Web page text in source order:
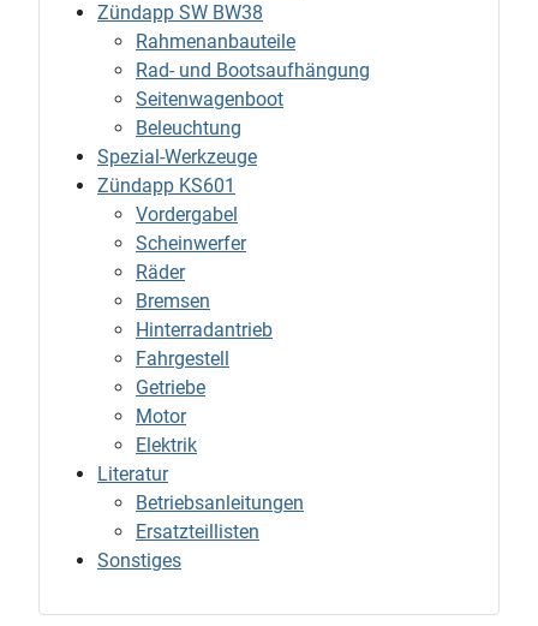
Zündapp SW BW38
Rahmenanbauteile
Rad- und Bootsaufhängung
Seitenwagenboot
Beleuchtung
Spezial-Werkzeuge
Zündapp KS601
Vordergabel
Scheinwerfer
Räder
Bremsen
Hinterradantrieb
Fahrgestell
Getriebe
Motor
Elektrik
Literatur
Betriebsanleitungen
Ersatzteillisten
Sonstiges